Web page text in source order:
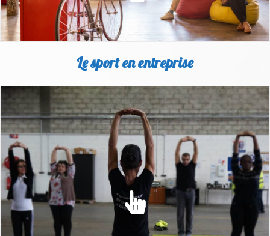
Le sport en entreprise
SPORT EN ENTREPRISE
Le manque d'exercice physique est l'un des principaux facteurs
de risque pour notre santé...
EN SAVOIR PLUS